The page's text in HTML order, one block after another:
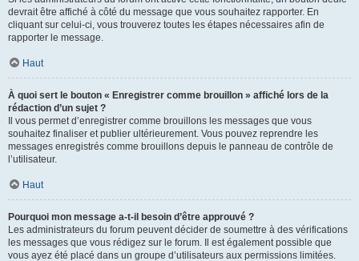
devrait être affiché à côté du message que vous souhaitez rapporter. En
cliquant sur celui-ci, vous trouverez toutes les étapes nécessaires afin de
rapporter le message.
Haut
À quoi sert le bouton « Enregistrer comme brouillon » affiché lors de la
rédaction d’un sujet ?
Il vous permet d’enregistrer comme brouillons les messages que vous
souhaitez finaliser et publier ultérieurement. Vous pouvez reprendre les
messages enregistrés comme brouillons depuis le panneau de contrôle de
l’utilisateur.
Haut
Pourquoi mon message a-t-il besoin d’être approuvé ?
Les administrateurs du forum peuvent décider de soumettre à des vérifications
les messages que vous rédigez sur le forum. Il est également possible que
vous ayez été placé dans un groupe d’utilisateurs aux permissions limitées.